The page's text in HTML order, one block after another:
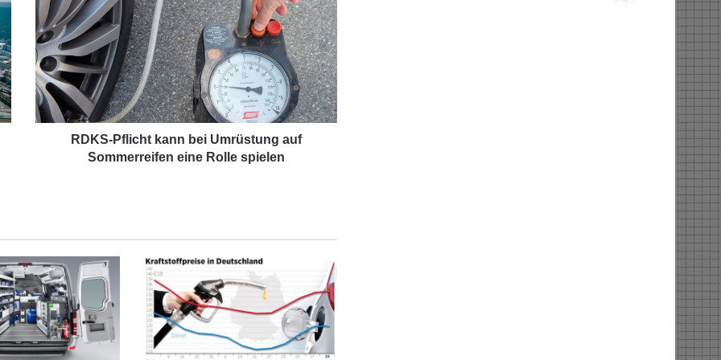
K
S
-
P
f
l
i
n
b
e
i
U
m
r
RDKS-Pflicht kann bei Umrüstung auf
Sommerreifen eine Rolle spielen